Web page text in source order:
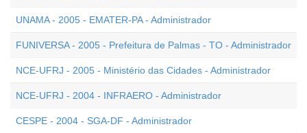
UNAMA - 2005 - EMATER-PA - Administrador
FUNIVERSA - 2005 - Prefeitura de Palmas - TO - Administrador
NCE-UFRJ - 2005 - Ministério das Cidades - Administrador
NCE-UFRJ - 2004 - INFRAERO - Administrador
CESPE - 2004 - SGA-DF - Administrador